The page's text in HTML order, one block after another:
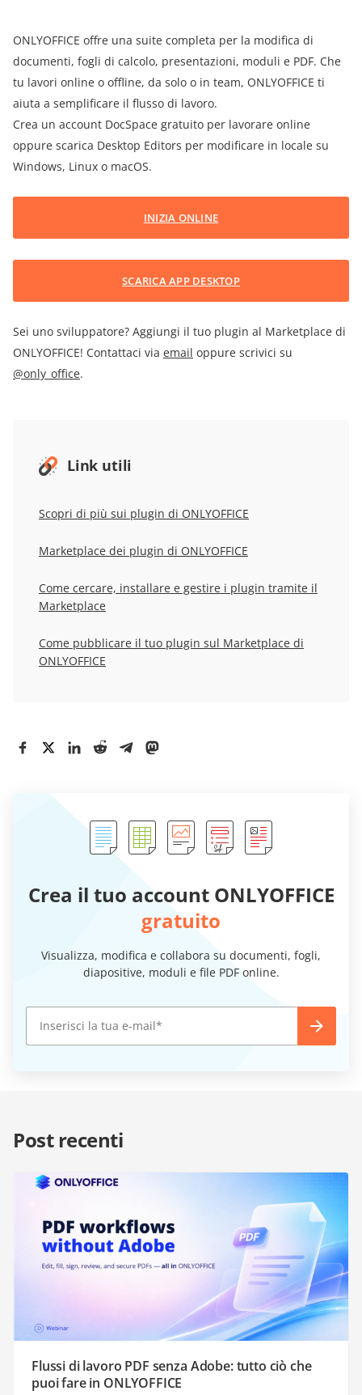
ONLYOFFICE offre una suite completa per la modifica di
documenti, fogli di calcolo, presentazioni, moduli e PDF. Che
tu lavori online o offline, da solo o in team, ONLYOFFICE ti
aiuta a semplificare il flusso di lavoro.
Crea un account DocSpace gratuito per lavorare online
oppure scarica Desktop Editors per modificare in locale su
Windows, Linux o macOS.
INIZIA ONLINE
SCARICA APP DESKTOP
Sei uno sviluppatore? Aggiungi il tuo plugin al Marketplace di
ONLYOFFICE! Contattaci via email oppure scrivici su
@only_office.
Link utili
Scopri di più sui plugin di ONLYOFFICE
Marketplace dei plugin di ONLYOFFICE
Come cercare, installare e gestire i plugin tramite il
Marketplace
Come pubblicare il tuo plugin sul Marketplace di
ONLYOFFICE
Crea il tuo account ONLYOFFICE
gratuito
Visualizza, modifica e collabora su documenti, fogli,
diapositive, moduli e file PDF online.
Post recenti
Flussi di lavoro PDF senza Adobe: tutto ciò che
puoi fare in ONLYOFFICE